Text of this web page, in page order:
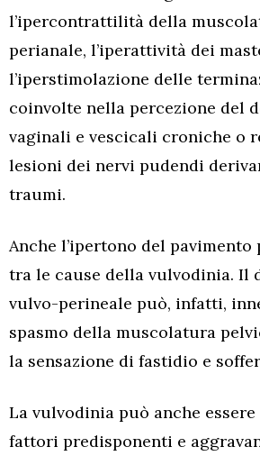
l’ipercontrattilità della
perianale, l’iperattività dei
l’iperstimolazione delle
coinvolte nella percezione del
vaginali e vescicali croniche o
lesioni dei nervi pudendi
traumi.
Anche l’ipertono del
tra le cause della vulvodinia. Il
vulvo-perineale può, infatti,
spasmo della muscolatura
la sensazione di fastidio e
La vulvodinia può anche
fattori predisponenti e